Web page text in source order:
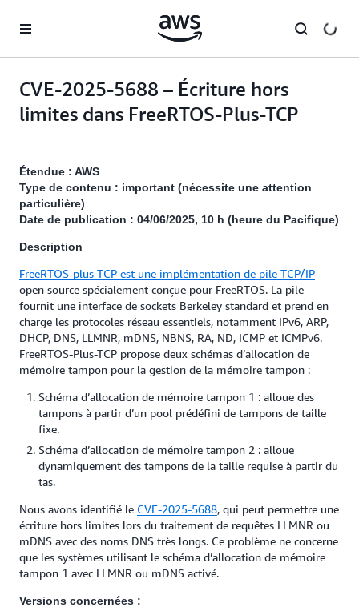
CVE-2025-5688 – Écriture hors
limites dans FreeRTOS-Plus-TCP
Étendue : AWS
Type de contenu : important (nécessite une attention
particulière)
Date de publication : 04/06/2025, 10 h (heure du Pacifique)
Description
FreeRTOS-plus-TCP est une implémentation de pile TCP/IP
open source spécialement conçue pour FreeRTOS. La pile
fournit une interface de sockets Berkeley standard et prend en
charge les protocoles réseau essentiels, notamment IPv6, ARP,
DHCP, DNS, LLMNR, mDNS, NBNS, RA, ND, ICMP et ICMPv6.
FreeRTOS-Plus-TCP propose deux schémas d’allocation de
mémoire tampon pour la gestion de la mémoire tampon :
Schéma d’allocation de mémoire tampon 1 : alloue des
tampons à partir d’un pool prédéfini de tampons de taille
fixe.
Schéma d’allocation de mémoire tampon 2 : alloue
dynamiquement des tampons de la taille requise à partir du
tas.
Nous avons identifié le CVE-2025-5688, qui peut permettre une
écriture hors limites lors du traitement de requêtes LLMNR ou
mDNS avec des noms DNS très longs. Ce problème ne concerne
que les systèmes utilisant le schéma d’allocation de mémoire
tampon 1 avec LLMNR ou mDNS activé.
Versions concernées :